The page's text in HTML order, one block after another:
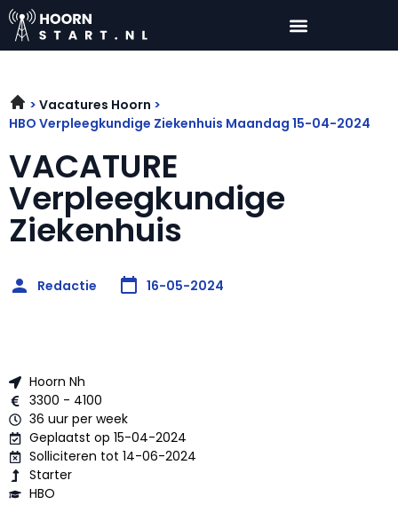
Vacatures Hoorn
HBO Verpleegkundige Ziekenhuis Maandag 15-04-2024
VACATURE
Verpleegkundige
Ziekenhuis
Redactie 16-05-2024
Hoorn Nh
3300 - 4100
36 uur per week
Geplaatst op 15-04-2024
Solliciteren tot 14-06-2024
Starter
HBO